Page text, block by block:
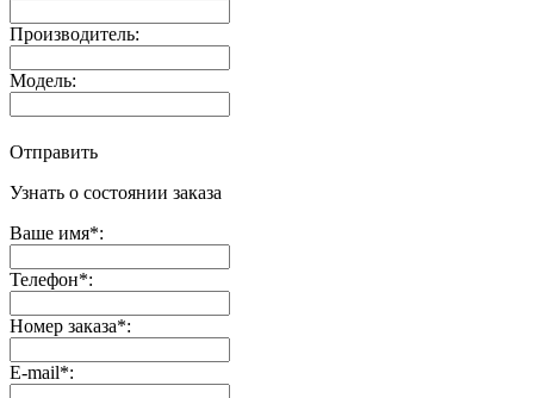
Производитель:
Модель:
Отправить
Узнать о состоянии заказа
Ваше имя*:
Телефон*:
Номер заказа*:
E-mail*: